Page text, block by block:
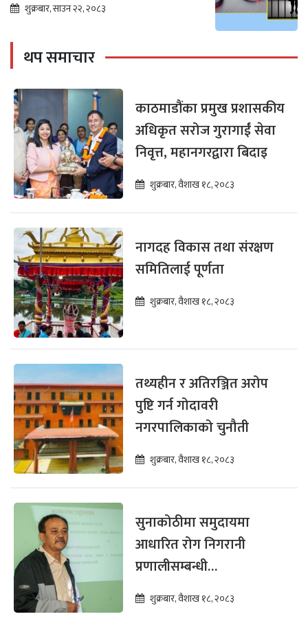
शुक्रबार, साउन २२, २०८३
थप समाचार
काठमाडौंका प्रमुख प्रशासकीय
अधिकृत सरोज गुरागाईं सेवा
निवृत्त, महानगरद्वारा बिदाइ
शुक्रबार, वैशाख १८, २०८३
नागदह विकास तथा संरक्षण
समितिलाई पूर्णता
शुक्रबार, वैशाख १८, २०८३
तथ्यहीन र अतिरञ्जित अरोप
पुष्टि गर्न गोदावरी
नगरपालिकाको चुनौती
शुक्रबार, वैशाख १८, २०८३
सुनाकोठीमा समुदायमा
आधारित रोग निगरानी
प्रणालीसम्बन्धी
सरोकारवालाका लागि
अभिमुखीकरण सम्पन्न
शुक्रबार, वैशाख १८, २०८३